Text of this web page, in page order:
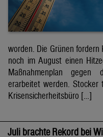
worden. Die Grünen fordern
noch im August einen
Maßnahmenplan gegen
erarbeitet werden. Stocker
Krisensicherheitsbüro […]
Juli brachte Rekord bei